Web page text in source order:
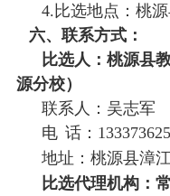
4.比选地点：桃
六、 联系方式：
比选人：桃源县
源分校）
联系人：吴志军
电 话：
地址：桃源县漳
比选代理机构：